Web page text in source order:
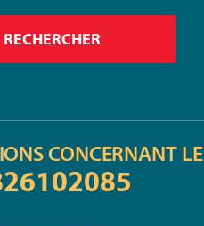
CONCERNANT LE